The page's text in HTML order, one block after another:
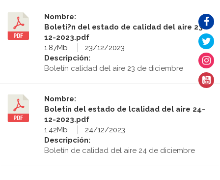
Nombre:
Boleti?n del estado de calidad del aire 23-
12-2023.pdf
1.87Mb
23/12/2023
Descripción:
Boletín calidad del aire 23 de diciembre
Nombre:
Boletín del estado de lcalidad del aire 24-
12-2023.pdf
1.42Mb
24/12/2023
Descripción:
Boletín de calidad del aire 24 de diciembre